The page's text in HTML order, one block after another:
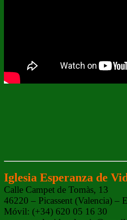
Iglesia Esperanza de
Calle Campet de Tomàs, 13
46220 – Picassent (Valencia) –
Móvil: (+34) 620 05 16 30